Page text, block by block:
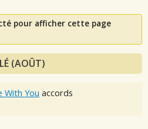
pour afficher cette page
(AOÛT)
With You accords